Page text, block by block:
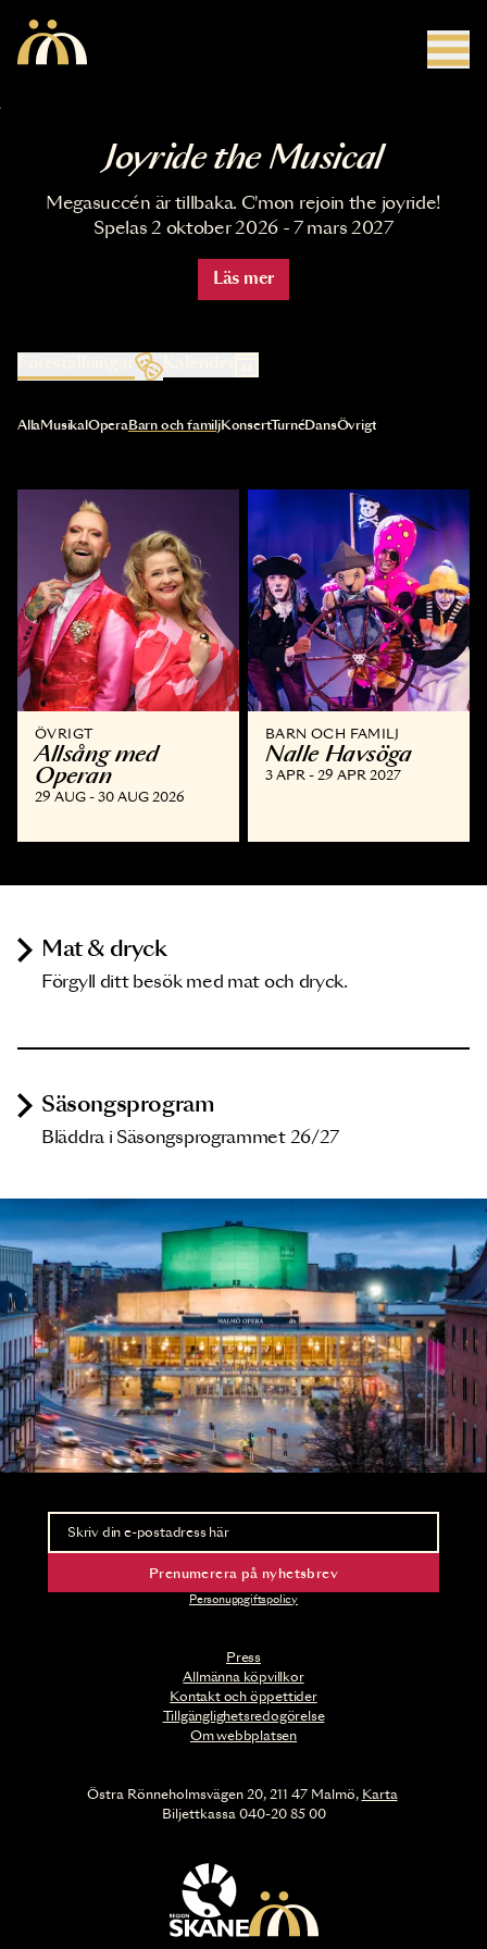
Joyride the Musical
Megasuccén är tillbaka. C'mon rejoin the joyride!
Spelas 2 oktober 2026 - 7 mars 2027
Läs mer
Kalender
Val av kategori uppdaterar innehållet automatiskt
AllaMusikal OperaBarn och familjKonsertTurnéDansÖvrigt
ÖVRIGT
Allsång med
Operan
29 AUG - 30 AUG 2026
BARN OCH FAMILJ
Nalle Havsöga
3 APR - 29 APR 2027
Mat & dryck
Förgyll ditt besök med mat och dryck.
Säsongsprogram
Bläddra i Säsongsprogrammet 26/27
Press
Allmänna köpvillkor
Kontakt och öppettider
Tillgänglighetsredogörelse
Om webbplatsen
Nyhetsbrev
Ta del av förhandsinformation och biljettsläpp.
Prenumerera på nyhetsbrev
Personuppgiftspolicy
Östra Rönneholmsvägen 20, 211 47 Malmö, Karta
Biljettkassa 040-20 85 00